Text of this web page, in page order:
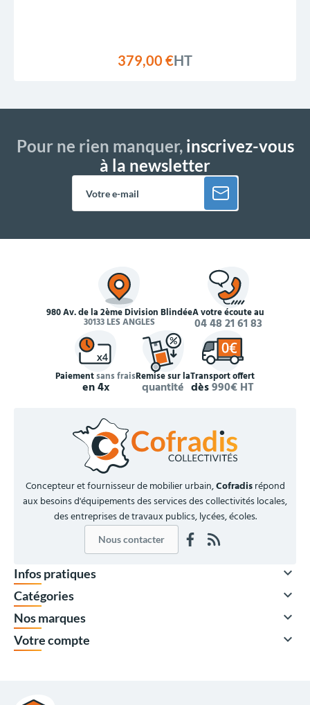
379,00 €HT
Pour ne rien manquer,inscrivez-vous
à la newsletter
980 Av. de la 2ème Division Blindée
30133 LES ANGLES
À votre écoute au
04 48 21 61 83
Paiementsans frais
en 4x
Remise sur la
quantité
Transport offert
dès990€ HT
Concepteur et fournisseur de mobilier urbain,Cofradisrépond
aux besoins d'équipements des services des collectivités locales,
des entreprises de travaux publics, lycées, écoles.
Nous contacter
Infos pratiques 
Catégories 
Nos marques 
Votre compte 